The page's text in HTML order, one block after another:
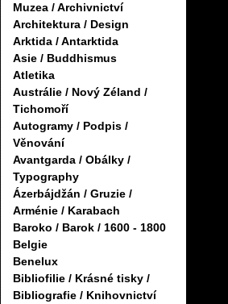
Muzea / Archivnictví
Architektura / Design
Arktida / Antarktida
Asie / Buddhismus
Atletika
Austrálie / Nový Zéland /
Tichomoří
Autogramy / Podpis /
Věnování
Avantgarda / Obálky /
Typography
Ázerbájdžán / Gruzie /
Arménie / Karabach
Baroko / Barok / 1600 - 1800
Belgie
Benelux
Bibliofilie / Krásné tisky /
Bibliografie / Knihovnictví